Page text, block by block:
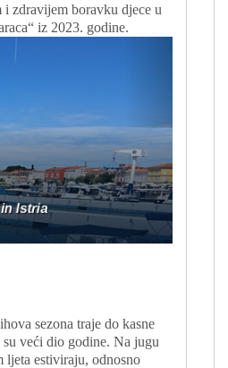
zdravijem boravku djece u
iz 2023. godine.
sezona traje do kasne
veći dio godine. Na jugu
ljeta estiviraju, odnosno